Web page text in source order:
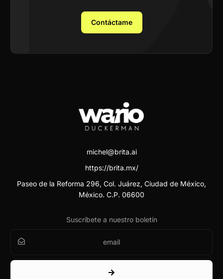
Contáctame
michel@brita.ai
https://brita.mx/
Paseo de la Reforma 296, Col. Juárez, Ciudad de México,
México. C.P. 06600
Suscríbete a nuestro boletín